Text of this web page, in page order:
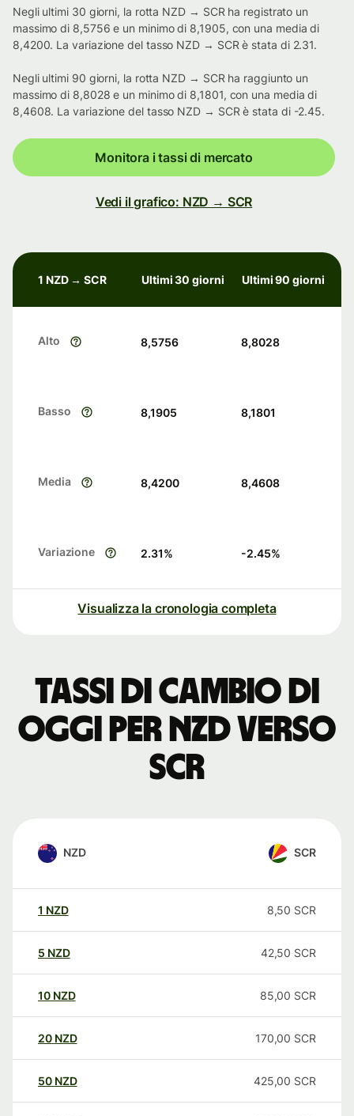
Negli ultimi 30 giorni, la rotta NZD → SCR ha registrato un
massimo di 8,5756 e un minimo di 8,1905, con una media di
8,4200. La variazione del tasso NZD → SCR è stata di 2.31.
Negli ultimi 90 giorni, la rotta NZD → SCR ha raggiunto un
massimo di 8,8028 e un minimo di 8,1801, con una media di
8,4608. La variazione del tasso NZD → SCR è stata di -2.45.
Monitora i tassi di mercato
Vedi il grafico: NZD → SCR
1 NZD → SCR Ultimi 30 giorni Ultimi 90 giorni
Alto 8,5756 8,8028
Basso 8,1905 8,1801
Media 8,4200 8,4608
Variazione 2.31% -2.45%
Visualizza la cronologia completa
Tassi di cambio di
oggi per NZD verso
SCR
NZD SCR
1 NZD 8,50 SCR
5 NZD 42,50 SCR
10 NZD 85,00 SCR
20 NZD 170,00 SCR
50 NZD 425,00 SCR